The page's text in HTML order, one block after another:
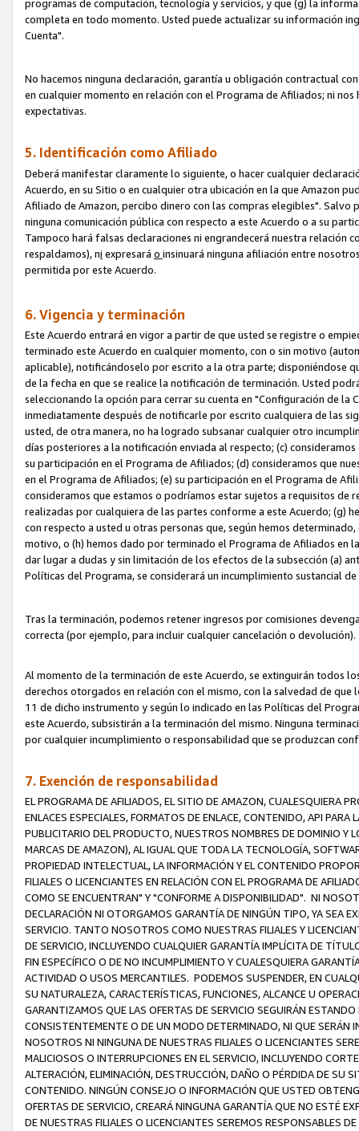
programas de computación, tecnología y servicios, y que (g) la
completa en todo momento. Usted puede actualizar su información
Cuenta".
No hacemos ninguna declaración, garantía u obligación contractual
en cualquier momento en relación con el Programa de Afiliados; ni
expectativas.
5. Identificación como Afiliado
Deberá manifestar claramente lo siguiente, o hacer cualquier
Acuerdo, en su Sitio o en cualquier otra ubicación en la que Amazon
Afiliado de Amazon, percibo dinero con las compras elegibles". Salvo
ninguna comunicación pública con respecto a este Acuerdo o a su
Tampoco hará falsas declaraciones ni engrandecerá nuestra relación
respaldamos), ni expresará o insinuará ninguna afiliación entre
permitida por este Acuerdo.
6. Vigencia y terminación
Este Acuerdo entrará en vigor a partir de que usted se registre o
terminado este Acuerdo en cualquier momento, con o sin motivo
aplicable), notificándoselo por escrito a la otra parte; disponiéndose
de la fecha en que se realice la notificación de terminación. Usted
seleccionando la opción para cerrar su cuenta en "Configuración de
inmediatamente después de notificarle por escrito cualquiera de las
usted, de otra manera, no ha logrado subsanar cualquier otro
días posteriores a la notificación enviada al respecto; (c)
su participación en el Programa de Afiliados; (d) consideramos que
en el Programa de Afiliados; (e) su participación en el Programa de
consideramos que estamos o podríamos estar sujetos a requisitos de
realizadas por cualquiera de las partes conforme a este Acuerdo; (g)
con respecto a usted u otras personas que, según hemos
motivo, o (h) hemos dado por terminado el Programa de Afiliados en
dar lugar a dudas y sin limitación de los efectos de la subsección (a)
Políticas del Programa, se considerará un incumplimiento sustancial
Tras la terminación, podemos retener ingresos por comisiones
correcta (por ejemplo, para incluir cualquier cancelación o devolución).
Al momento de la terminación de este Acuerdo, se extinguirán todos
derechos otorgados en relación con el mismo, con la salvedad de
11 de dicho instrumento y según lo indicado en las Políticas del
este Acuerdo, subsistirán a la terminación del mismo. Ninguna
por cualquier incumplimiento o responsabilidad que se produzcan
7. Exención de responsabilidad
EL PROGRAMA DE AFILIADOS, EL SITIO DE AMAZON, CUALESQUIERA
ENLACES ESPECIALES, FORMATOS DE ENLACE, CONTENIDO, API
PUBLICITARIO DEL PRODUCTO, NUESTROS NOMBRES DE DOMINIO Y
MARCAS DE AMAZON), AL IGUAL QUE TODA LA TECNOLOGÍA,
PROPIEDAD INTELECTUAL, LA INFORMACIÓN Y EL CONTENIDO
FILIALES O LICENCIANTES EN RELACIÓN CON EL PROGRAMA DE
COMO SE ENCUENTRAN" Y "CONFORME A DISPONIBILIDAD". NI
DECLARACIÓN NI OTORGAMOS GARANTÍA DE NINGÚN TIPO, YA SEA
SERVICIO. TANTO NOSOTROS COMO NUESTRAS FILIALES Y
DE SERVICIO, INCLUYENDO CUALQUIER GARANTÍA IMPLÍCITA DE
FIN ESPECÍFICO O DE NO INCUMPLIMIENTO Y CUALESQUIERA
ACTIVIDAD O USOS MERCANTILES. PODEMOS SUSPENDER, EN
SU NATURALEZA, CARACTERÍSTICAS, FUNCIONES, ALCANCE U
GARANTIZAMOS QUE LAS OFERTAS DE SERVICIO SEGUIRÁN
CONSISTENTEMENTE O DE UN MODO DETERMINADO, NI QUE SERÁN
NOSOTROS NI NINGUNA DE NUESTRAS FILIALES O LICENCIANTES
MALICIOSOS O INTERRUPCIONES EN EL SERVICIO, INCLUYENDO
ALTERACIÓN, ELIMINACIÓN, DESTRUCCIÓN, DAÑO O PÉRDIDA DE SU
CONTENIDO. NINGÚN CONSEJO O INFORMACIÓN QUE USTED
OFERTAS DE SERVICIO, CREARÁ NINGUNA GARANTÍA QUE NO ESTÉ
DE NUESTRAS FILIALES O LICENCIANTES SEREMOS RESPONSABLES